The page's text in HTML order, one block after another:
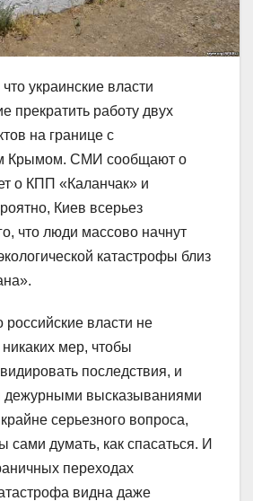
украинские власти
прекратить работу двух
на границе с
Крымом. СМИ сообщают о
о КПП «Каланчак» и
Киев всерьез
что люди массово начнут
катастрофы близ
российские власти не
мер, чтобы
последствия, и
дежурными высказываниями
серьезного вопроса,
думать, как спасаться. И
переходах
видна даже